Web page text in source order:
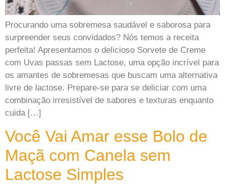
Procurando uma sobremesa saudável e saborosa para
surpreender seus convidados? Nós temos a receita
perfeita! Apresentamos o delicioso Sorvete de Creme
com Uvas passas sem Lactose, uma opção incrível para
os amantes de sobremesas que buscam uma alternativa
livre de lactose. Prepare-se para se deliciar com uma
combinação irresistível de sabores e texturas enquanto
cuida […]
Você Vai Amar esse Bolo de
Maçã com Canela sem
Lactose Simples